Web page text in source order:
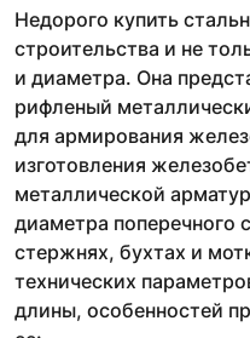
Недорого купить
строительства и не
и диаметра. Она
рифленый
для армирования
изготовления
металлической
диаметра поперечного
стержнях, бухтах и
технических
длины, особенностей